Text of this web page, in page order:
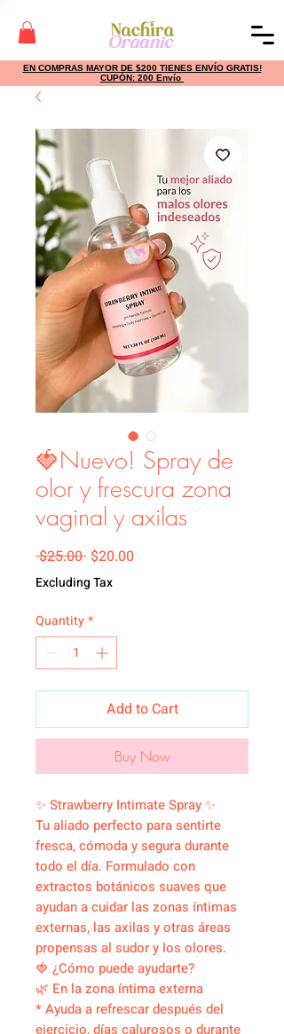
EN COMPRAS MAYOR DE $200 TIENES ENVÍO GRATIS!
CUPÓN: 200 Envío
🍓Nuevo! Spray de
olor y frescura zona
vaginal y axilas
$25.00 Regular Price
$20.00Sale Price
Excluding Tax
Quantity*
Add to Cart
Buy Now
✨ Strawberry Intimate Spray ✨
Tu aliado perfecto para sentirte
fresca, cómoda y segura durante
todo el día. Formulado con
extractos botánicos suaves que
ayudan a cuidar las zonas íntimas
externas, las axilas y otras áreas
propensas al sudor y los olores.
🍓 ¿Cómo puede ayudarte?
🌿 En la zona íntima externa
* Ayuda a refrescar después del
ejercicio, días calurosos o durante